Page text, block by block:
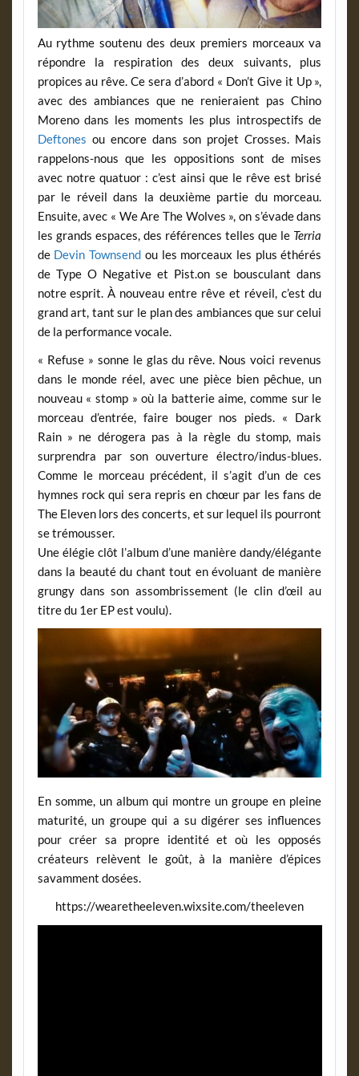
Au rythme soutenu des deux premiers morceaux va
répondre la respiration des deux suivants, plus
propices au rêve. Ce sera d’abord « Don’t Give it Up »,
avec des ambiances que ne renieraient pas Chino
Moreno dans les moments les plus introspectifs de
Deftones ou encore dans son projet Crosses. Mais
rappelons-nous que les oppositions sont de mises
avec notre quatuor : c’est ainsi que le rêve est brisé
par le réveil dans la deuxième partie du morceau.
Ensuite, avec « We Are The Wolves », on s’évade dans
les grands espaces, des références telles que le Terria
de Devin Townsend ou les morceaux les plus éthérés
de Type O Negative et Pist.on se bousculant dans
notre esprit. À nouveau entre rêve et réveil, c’est du
grand art, tant sur le plan des ambiances que sur celui
de la performance vocale.
« Refuse » sonne le glas du rêve. Nous voici revenus
dans le monde réel, avec une pièce bien pêchue, un
nouveau « stomp » où la batterie aime, comme sur le
morceau d’entrée, faire bouger nos pieds. « Dark
Rain » ne dérogera pas à la règle du stomp, mais
surprendra par son ouverture électro/indus-blues.
Comme le morceau précédent, il s’agit d’un de ces
hymnes rock qui sera repris en chœur par les fans de
The Eleven lors des concerts, et sur lequel ils pourront
se trémousser.
Une élégie clôt l’album d’une manière dandy/élégante
dans la beauté du chant tout en évoluant de manière
grungy dans son assombrissement (le clin d’œil au
titre du 1er EP est voulu).
En somme, un album qui montre un groupe en pleine
maturité, un groupe qui a su digérer ses influences
pour créer sa propre identité et où les opposés
créateurs relèvent le goût, à la manière d’épices
savamment dosées.
https://wearetheeleven.wixsite.com/theeleven